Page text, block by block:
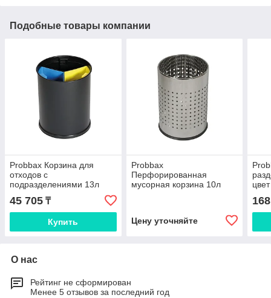
Подобные товары компании
Probbax Корзина для
отходов с
подразделениями 13л
черный цвет
45 705 ₸
Купить
Probbax
Перфорированная
мусорная корзина 10л
Цену уточняйте
О нас
Рейтинг не сформирован
Менее 5 отзывов за последний год